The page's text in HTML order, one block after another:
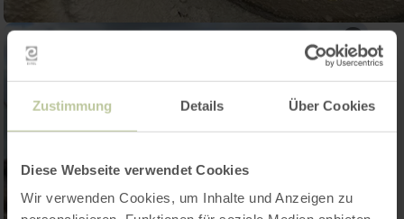
Zustimmung Details Über Cookies
Diese Webseite verwendet Cookies
Wir verwenden Cookies, um Inhalte und Anzeigen zu